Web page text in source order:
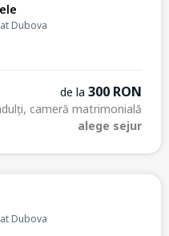
Dubova
de la 300 RON
cameră matrimonială
alege sejur
Dubova